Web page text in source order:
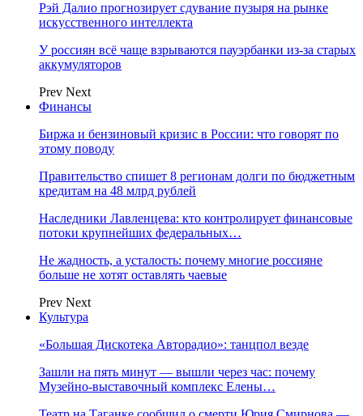
Рэй Далио прогнозирует сдувание пузыря на рынке
искусственного интеллекта
У россиян всё чаще взрываются пауэрбанки из-за старых
аккумуляторов
Prev Next
Финансы
Биржа и бензиновый кризис в России: что говорят по
этому поводу
Правительство спишет 8 регионам долги по бюджетным
кредитам на 48 млрд рублей
Наследники Лавленцева: кто контролирует финансовые
потоки крупнейших федеральных…
Не жадность, а усталость: почему многие россияне
больше не хотят оставлять чаевые
Prev Next
Культура
«Большая Дискотека Авторадио»: танцпол везде
Зашли на пять минут — вышли через час: почему
Музейно-выставочный комплекс Елены…